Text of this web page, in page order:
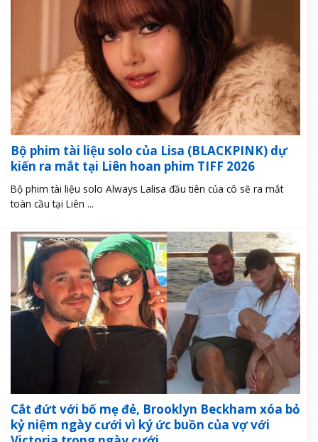
Bộ phim tài liệu solo của Lisa (BLACKPINK) dự
kiến ra mắt tại Liên hoan phim TIFF 2026
Bộ phim tài liệu solo Always Lalisa đầu tiên của cô sẽ ra mắt
toàn cầu tại Liên ...
Cắt đứt với bố mẹ đẻ, Brooklyn Beckham xóa bỏ
kỷ niệm ngày cưới vì ký ức buồn của vợ với